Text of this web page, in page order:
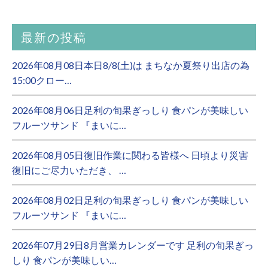
最新の投稿
2026年08月08日本日8/8(土)は まちなか夏祭り出店の為
15:00クロー…
2026年08月06日足利の旬果ぎっしり 食パンが美味しい
フルーツサンド 『まいに…
2026年08月05日復旧作業に関わる皆様へ 日頃より災害
復旧にご尽力いただき、 …
2026年08月02日足利の旬果ぎっしり 食パンが美味しい
フルーツサンド 『まいに…
2026年07月29日8月営業カレンダーです 足利の旬果ぎっ
しり 食パンが美味しい…